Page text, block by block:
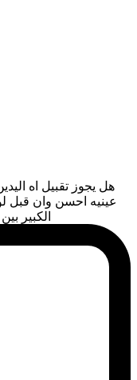
هل يجوز تقبيل اه
عينيه احسن وان قبل
الكبير